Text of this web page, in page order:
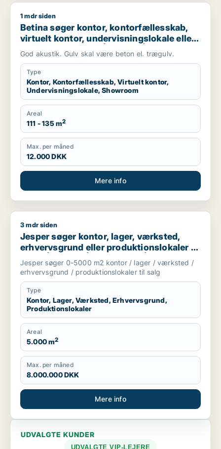
Betina søger kontor, kontorfællesskab, virtuelt kontor,
1 mdr siden
Betina søger kontor, kontorfællesskab,
virtuelt kontor, undervisningslokale eller
showroom til leje i Århus N, Århus V eller
God akustik. Gulv skal være beton el. trægulv.
Type
Kontor, Kontorfællesskab, Virtuelt kontor,
Undervisningslokale, Showroom
Areal
111 - 135 m2
Max. per måned
12.000 DKK
Mere info
Jesper søger kontor, lager, værksted, erhvervsgrund eller
3 mdr siden
Jesper søger kontor, lager, værksted,
erhvervsgrund eller produktionslokaler til
salg i Århus C, Århus N eller Århus V m.fl.
Jesper søger 0-5000 m2 kontor / lager / værksted /
erhvervsgrund / produktionslokaler til salg
Type
Kontor, Lager, Værksted, Erhvervsgrund,
Produktionslokaler
Areal
5.000 m2
Max. per måned
8.000.000 DKK
Mere info
UDVALGTE KUNDER
UDVALGTE VIP-LEJERE